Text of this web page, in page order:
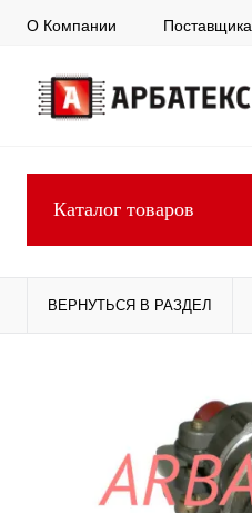
О Компании
Каталог товаров
ВЕРНУТЬСЯ В РАЗДЕЛ